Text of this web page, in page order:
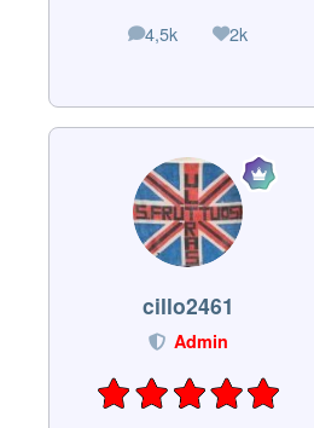
4,5k
messaggi2k
Reputazione
cillo2461
Admin